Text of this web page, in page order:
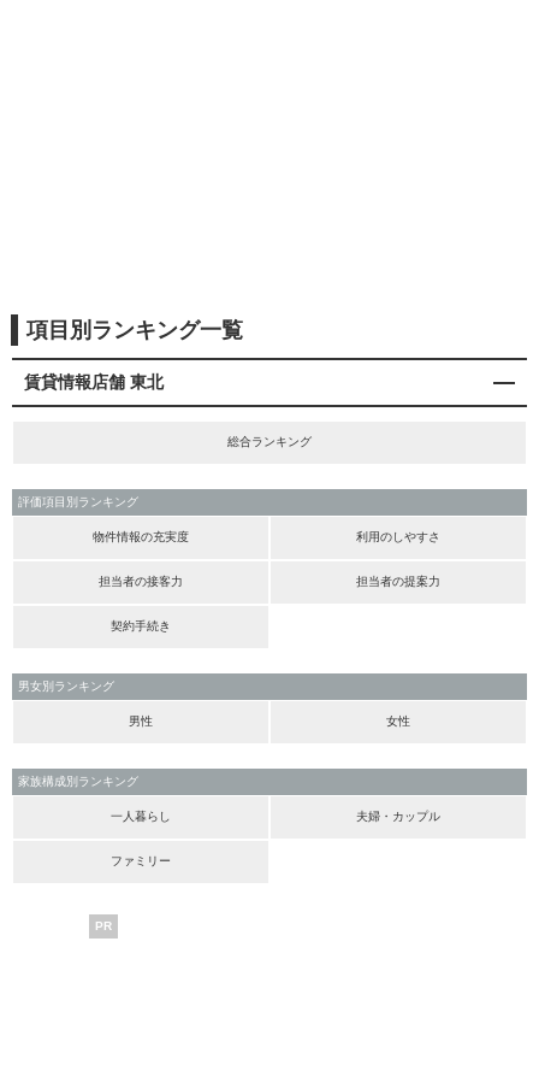
項目別ランキング一覧
賃貸情報店舗 東北
総合ランキング
評価項目別ランキング
物件情報の充実度 利用のしやすさ
担当者の接客力 担当者の提案力
契約手続き
男女別ランキング
男性 女性
家族構成別ランキング
一人暮らし 夫婦・カップル
ファミリー
PR